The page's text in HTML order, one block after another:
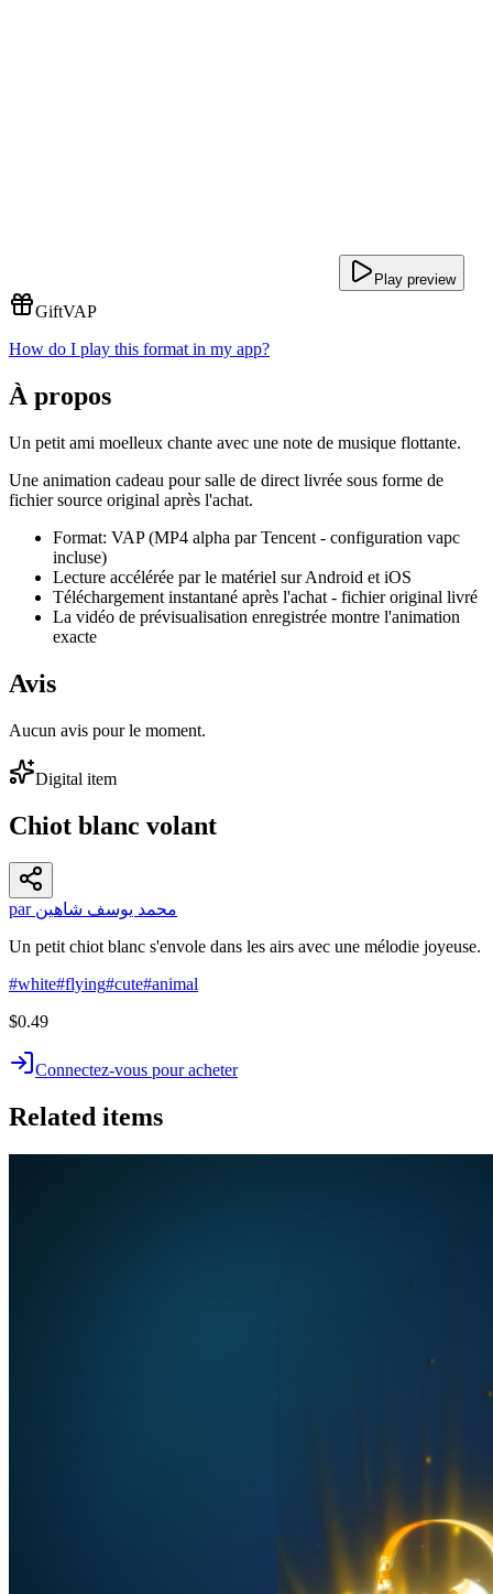
Play preview
GiftVAP
How do I play this format in my app?
À propos
Un petit ami moelleux chante avec une note de musique flottante.
Une animation cadeau pour salle de direct livrée sous forme de
fichier source original après l'achat.
Format: VAP (MP4 alpha par Tencent - configuration vapc
incluse)
Lecture accélérée par le matériel sur Android et iOS
Téléchargement instantané après l'achat - fichier original livré
La vidéo de prévisualisation enregistrée montre l'animation
exacte
Avis
Aucun avis pour le moment.
Digital item
Chiot blanc volant
par محمد يوسف شاهين
Un petit chiot blanc s'envole dans les airs avec une mélodie joyeuse.
#white#flying#cute#animal
$0.49
Connectez-vous pour acheter
Related items